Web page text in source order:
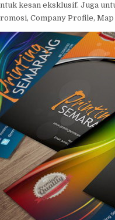
kesan eksklusif. Juga
Company Profile,